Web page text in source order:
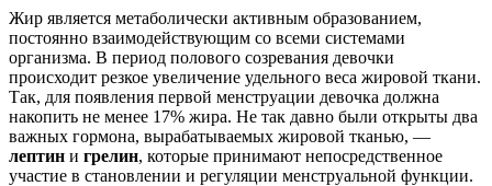
Жир является метаболически активным образованием,
постоянно взаимодействующим со всеми системами
организма. В период полового созревания девочки
происходит резкое увеличение удельного веса жировой ткани.
Так, для появления первой менструации девочка должна
накопить не менее 17% жира. Не так давно были открыты два
важных гормона, вырабатываемых жировой тканью, —
лептин и грелин, которые принимают непосредственное
участие в становлении и регуляции менструальной функции.